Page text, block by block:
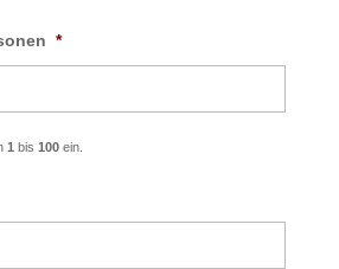
*
1 bis 100ein.